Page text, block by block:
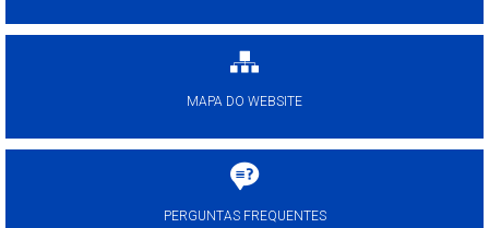
MAPA DO WEBSITE
PERGUNTAS FREQUENTES